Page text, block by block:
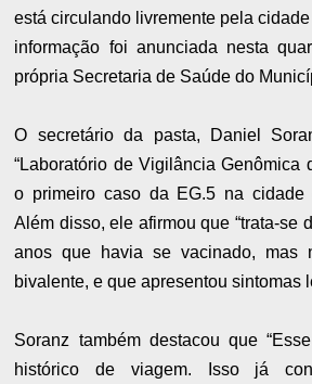
está circulando livremente pela
informação foi anunciada nesta
própria Secretaria de Saúde do
O secretário da pasta, Daniel
“Laboratório de Vigilância Genômica
o primeiro caso da EG.5 na cidade
Além disso, ele afirmou que “trata-se
anos que havia se vacinado, mas
bivalente, e que apresentou sintomas
Soranz também destacou que
histórico de viagem. Isso já